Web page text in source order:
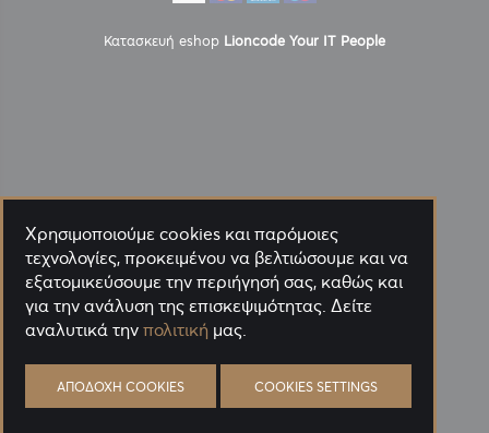
Κατασκευή eshop Lioncode Your IT People
Χρησιμοποιούμε cookies και παρόμοιες
τεχνολογίες, προκειμένου να βελτιώσουμε και να
εξατομικεύσουμε την περιήγησή σας, καθώς και
για την ανάλυση της επισκεψιμότητας. Δείτε
αναλυτικά την πολιτική μας.
ΑΠΟΔΟΧΉ COOKIES COOKIES SETTINGS